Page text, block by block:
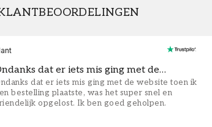
dat er iets mis ging met de…
dat er iets mis ging met de website toen ik
bestelling plaatste, was het super snel en
opgelost. Ik ben goed geholpen.